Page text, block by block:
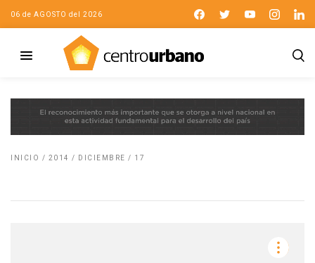
06 de AGOSTO del 2026
INICIO / 2014 / DICIEMBRE / 17